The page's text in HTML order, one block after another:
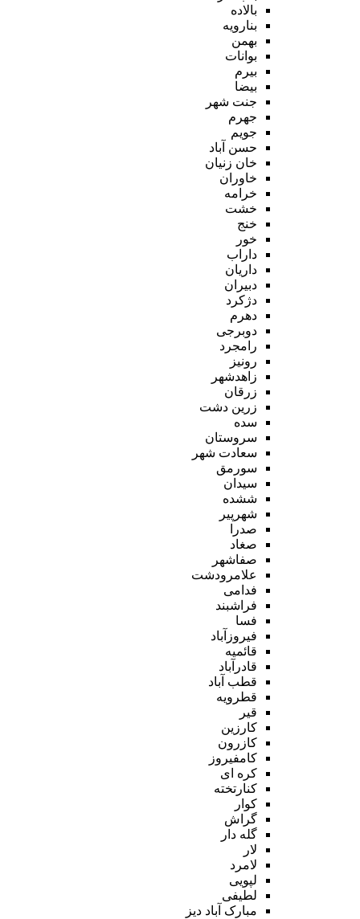
بالاده
بنارویه
بهمن
بوانات
بیرم
بیضا
جنت شهر
جهرم
جویم
حسن آباد
خان زنیان
خاوران
خرامه
خشت
خنج
خور
داراب
داریان
دبیران
دژکرد
دهرم
دوبرجی
رامجرد
رونیز
زاهدشهر
زرقان
زرین دشت
سده
سروستان
سعادت شهر
سورمق
سیدان
ششده
شهرپیر
صدرا
صغاد
صفاشهر
علامرودشت
فدامی
فراشبند
فسا
فیروزآباد
قائمیه
قادرآباد
قطب آباد
قطرویه
قیر
کارزین
کازرون
کامفیروز
کره ای
کنارتخته
کوار
گراش
گله دار
لار
لامرد
لپویی
لطیفی
مبارک آباد دیز